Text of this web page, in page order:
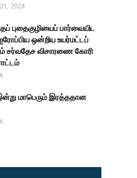
2024
புதைகுழியைப் பார்வையிட
ஒன்றிய உயர்மட்டப்
சர்வதேச விசாரணை கோரி
மாபெரும் இரத்ததான